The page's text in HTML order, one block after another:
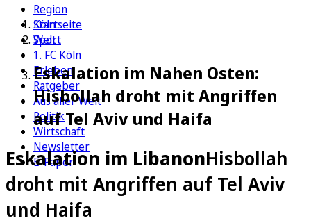
Region
Köln
Sport
1. FC Köln
Erleben
Ratgeber
Aus aller Welt
Politik
Wirtschaft
Newsletter
E-Paper
Startseite
Welt
Eskalation im Nahen Osten:
Hisbollah droht mit Angriffen
auf Tel Aviv und Haifa
Eskalation im LibanonHisbollah
droht mit Angriffen auf Tel Aviv
und Haifa